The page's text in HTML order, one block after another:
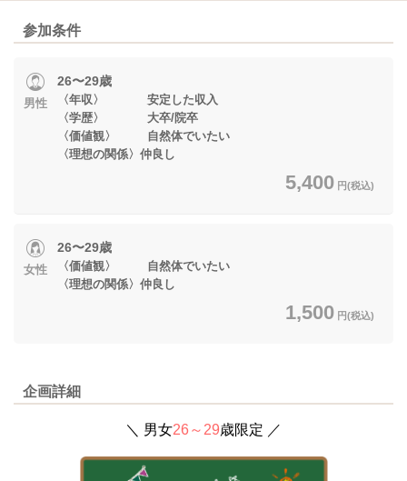
参加条件
男性
26〜29歳
〈年収〉 安定した収入
〈学歴〉 大卒/院卒
〈価値観〉 自然体でいたい
〈理想の関係〉仲良し
5,400 円(税込)
女性
26〜29歳
〈価値観〉 自然体でいたい
〈理想の関係〉仲良し
1,500 円(税込)
企画詳細
＼ 男女26～29歳限定 ／